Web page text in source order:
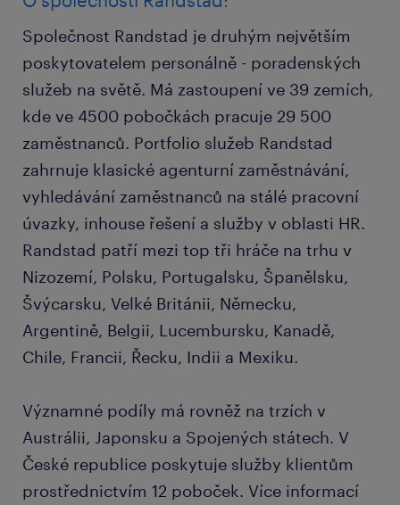
Společnost Randstad je druhým největším
poskytovatelem personálně - poradenských
služeb na světě. Má zastoupení ve 39 zemích,
kde ve 4500 pobočkách pracuje 29 500
zaměstnanců. Portfolio služeb Randstad
zahrnuje klasické agenturní zaměstnávání,
vyhledávání zaměstnanců na stálé pracovní
úvazky, inhouse řešení a služby v oblasti HR.
Randstad patří mezi top tři hráče na trhu v
Nizozemí, Polsku, Portugalsku, Španělsku,
Švýcarsku, Velké Británii, Německu,
Argentině, Belgii, Lucembursku, Kanadě,
Chile, Francii, Řecku, Indii a Mexiku.
Významné podíly má rovněž na trzích v
Austrálii, Japonsku a Spojených státech. V
České republice poskytuje služby klientům
prostřednictvím 12 poboček. Více informací